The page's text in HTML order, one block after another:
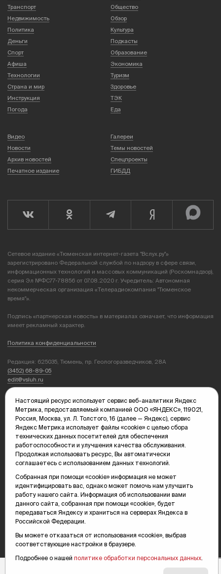
Транспорт
Общество
Недвижимость
Обзор
Политика
Культура
Деньги
Подкасты
Спорт
Образование
Афиша
Экономика
Технологии
Туризм
Страна и мир
Здоровье
Инструкция
ТЭК
Погода
Еда
Видео
Галереи
Новости
Темы новостей
Архив новостей
Спецпроекты
Печатное издание
ГИБДД
Сетевое издание «Тюменская интернет-газета "Вслух.ру"»
зарегистрировано Федеральной службой по надзору в сфере связи,
информационных технологий и массовых коммуникаций (Роскомнадзор),
серия Эл №ФС77-78856 от 07.08.2020 г. Учредитель: Автономная
некоммерческая организация «Телерадиокомпания "Тюменское
время"».
Подпись «партнерская новость» в материалах означает, что информация
имеет рекламный характер.
Политика конфиденциальности
Редакция: 625035, Тюмень, пр. Геологоразведчиков, 28А
(3452) 68-89-05
edit@vsluh.ru
Главный редактор: Панкина Т.Ю.
kika@vsluh.ru
По вопросам рекламы:
kotovaev@sibinformburo.ru
mim@vsluh.ru
© 2000-2026 Тюменская интернет-газета «Вслух.ру»
Карта сайта
Настоящий ресурс использует сервис веб-аналитики Яндекс
Метрика, предоставляемый компанией ООО «ЯНДЕКС», 119021,
Россия, Москва, ул. Л. Толстого, 16 (далее — Яндекс), сервис
Яндекс Метрика использует файлы «cookie» с целью сбора
технических данных посетителей для обеспечения
работоспособности и улучшения качества обслуживания.
Продолжая использовать ресурс, Вы автоматически
соглашаетесь с использованием данных технологий.
Собранная при помощи «cookie» информация не может
идентифицировать вас, однако может помочь нам улучшить
работу нашего сайта. Информация об использовании вами
данного сайта, собранная при помощи «cookie», будет
передаваться Яндексу и храниться на серверах Яндекса в
Российской Федерации.
Вы можете отказаться от использования «cookie», выбрав
соответствующие настройки в браузере.
Подробнее о нашей политике обработки персональных данных